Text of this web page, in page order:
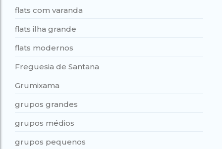
flats com varanda
flats ilha grande
flats modernos
Freguesia de Santana
Grumixama
grupos grandes
grupos médios
grupos pequenos